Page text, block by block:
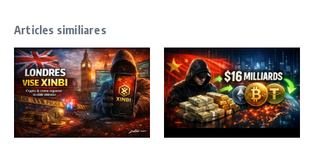
Articles similiares